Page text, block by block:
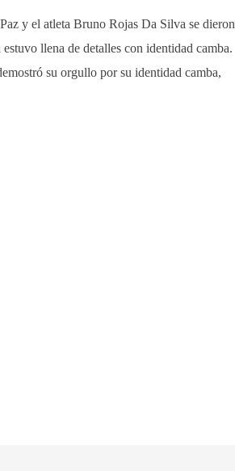
y el atleta Bruno Rojas Da Silva se dieron
llena de detalles con identidad camba.
su orgullo por su identidad camba,